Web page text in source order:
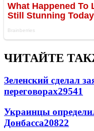
ЧИТАЙТЕ
Зеленский сделал
переговорах29541
Украинцы
Донбасса20822